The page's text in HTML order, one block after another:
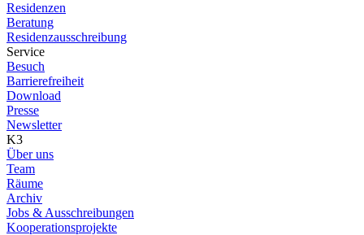
Residenzen
Beratung
Residenzausschreibung
Service
Besuch
Barrierefreiheit
Download
Presse
Newsletter
K3
Über uns
Team
Räume
Archiv
Jobs & Ausschreibungen
Kooperationsprojekte